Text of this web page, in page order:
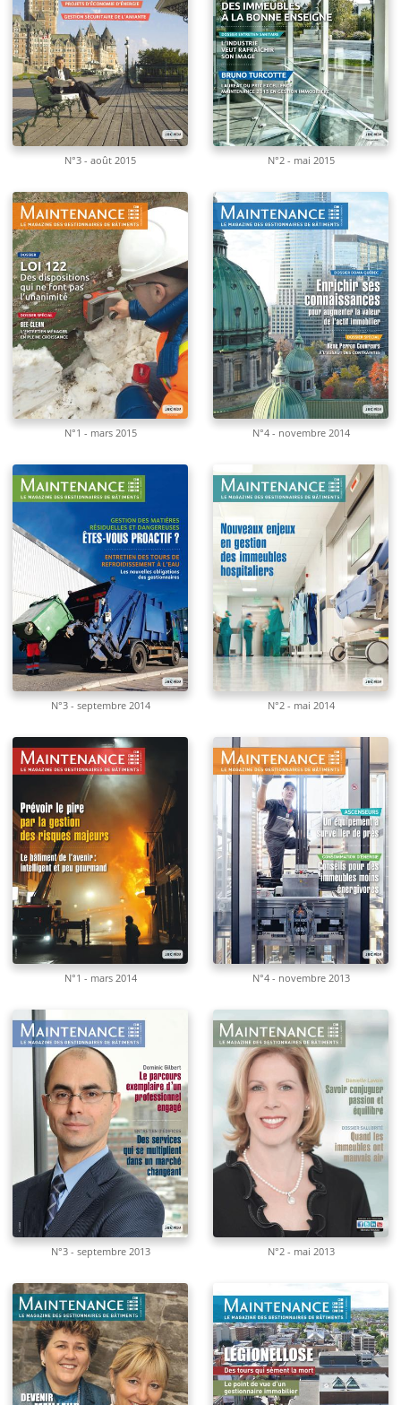
N°3 - août 2015 N°2 - mai 2015
N°1 - mars 2015 N°4 - novembre 2014
N°3 - septembre 2014 N°2 - mai 2014
N°1 - mars 2014 N°4 - novembre 2013
N°3 - septembre 2013 N°2 - mai 2013